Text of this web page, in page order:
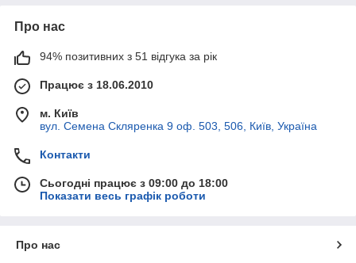
Про нас
94% позитивних з 51 відгука за рік
Працює з 18.06.2010
м. Київ
вул. Семена Скляренка 9 оф. 503, 506, Київ, Україна
Контакти
Сьогодні працює з 09:00 до 18:00
Показати весь графік роботи
Про нас